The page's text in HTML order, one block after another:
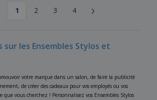
1 2 3 4 ›
sur les Ensembles Stylos et
votre marque dans un salon, de faire la publicité
de créer des cadeaux pour vos employés ou vos
que vous cherchez ! Personnalisez vos Ensembles Stylos